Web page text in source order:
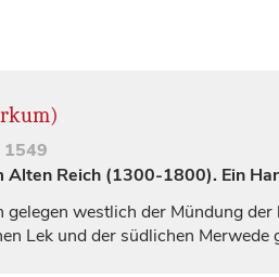
1549
Alten Reich (1300-1800). Ein
gelegen westlich der Mündung
Lek und der südlichen